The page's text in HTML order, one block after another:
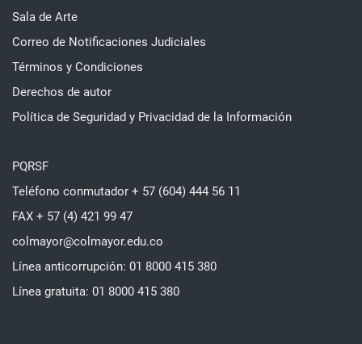
Sala de Arte
Correo de Notificaciones Judiciales
Términos y Condiciones
Derechos de autor
Política de Seguridad y Privacidad de la Información
PQRSF
Teléfono conmutador + 57 (604) 444 56 11
FAX + 57 (4) 421 99 47
colmayor@colmayor.edu.co
Línea anticorrupción: 01 8000 415 380
Línea gratuita: 01 8000 415 380